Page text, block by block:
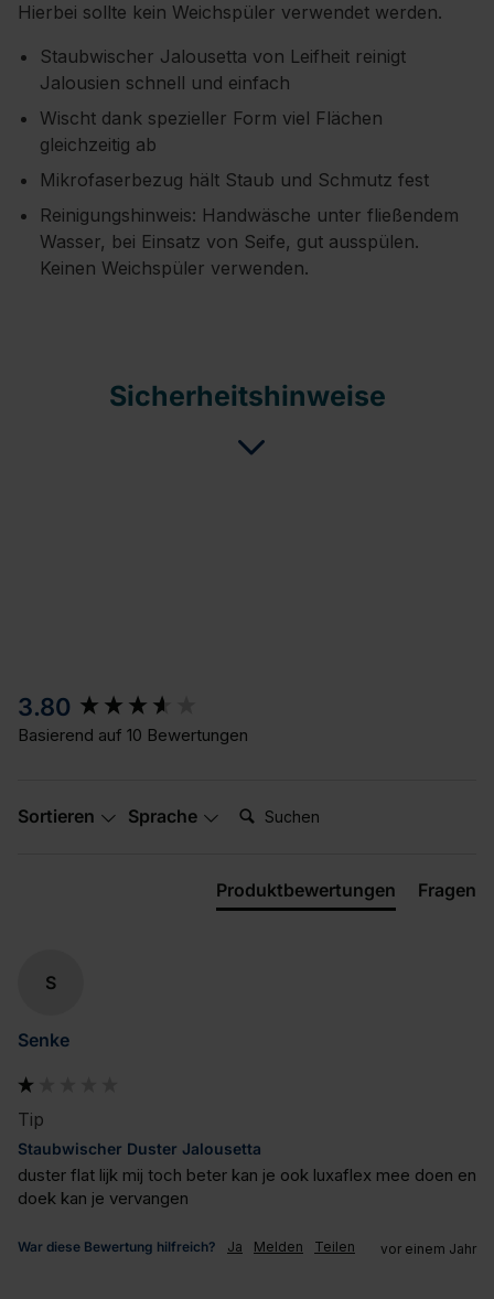
Hierbei sollte kein Weichspüler verwendet werden.
Staubwischer Jalousetta von Leifheit reinigt
Jalousien schnell und einfach
Wischt dank spezieller Form viel Flächen
gleichzeitig ab
Mikrofaserbezug hält Staub und Schmutz fest
Reinigungshinweis: Handwäsche unter fließendem
Wasser, bei Einsatz von Seife, gut ausspülen.
Keinen Weichspüler verwenden.
Sicherheitshinweise
3.80
Basierend auf 10 Bewertungen
Sortieren Sprache Suchen:
Produktbewertungen Fragen
S
Senke
Tip
Staubwischer Duster Jalousetta
duster flat lijk mij toch beter kan je ook luxaflex mee doen en
doek kan je vervangen
War diese Bewertung hilfreich? Ja Melden Teilen vor einem Jahr
New content loaded